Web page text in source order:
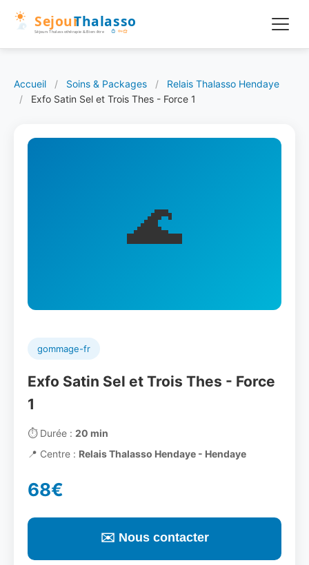
Accueil / Soins & Packages /
Relais Thalasso Hendaye
/
Exfo Satin Sel et Trois Thes - Force 1
🌊
gommage-fr
Exfo Satin Sel et Trois Thes - Force
1
⏱️Durée : 20 min
📍 Centre : Relais Thalasso Hendaye - Hendaye
68€
✉️ Nous contacter